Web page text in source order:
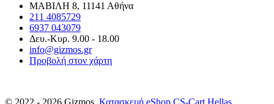
ΜΑΒΙΛΗ 8, 11141 Αθήνα
211 4085729
6937 043079
Δευ.-Κυρ. 9.00 - 18.00
info@gizmos.gr
Προβολή στον χάρτη
© 2022 - 2026 Gizmos. Κατασκευή eShop CS-Cart Hellas